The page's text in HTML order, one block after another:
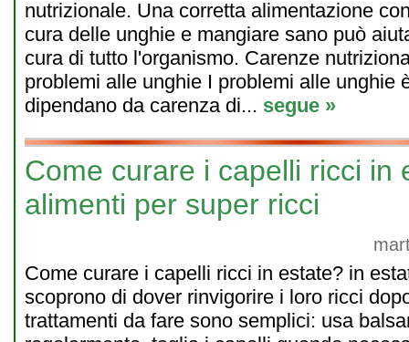
nutrizionale. Una corretta alimentazione
cura delle unghie e mangiare sano può
cura di tutto l'organismo. Carenze
problemi alle unghie I problemi alle unghie
dipendano da carenza di... segue »
Come curare i capelli ricci in
alimenti per super ricci
Come curare i capelli ricci in estate? in
scoprono di dover rinvigorire i loro ricci
trattamenti da fare sono semplici: usa